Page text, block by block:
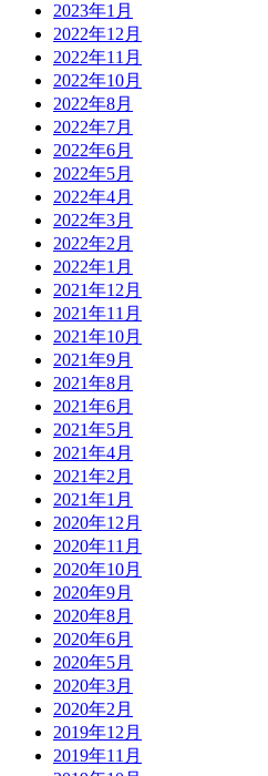
2023年1月
2022年12月
2022年11月
2022年10月
2022年8月
2022年7月
2022年6月
2022年5月
2022年4月
2022年3月
2022年2月
2022年1月
2021年12月
2021年11月
2021年10月
2021年9月
2021年8月
2021年6月
2021年5月
2021年4月
2021年2月
2021年1月
2020年12月
2020年11月
2020年10月
2020年9月
2020年8月
2020年6月
2020年5月
2020年3月
2020年2月
2019年12月
2019年11月